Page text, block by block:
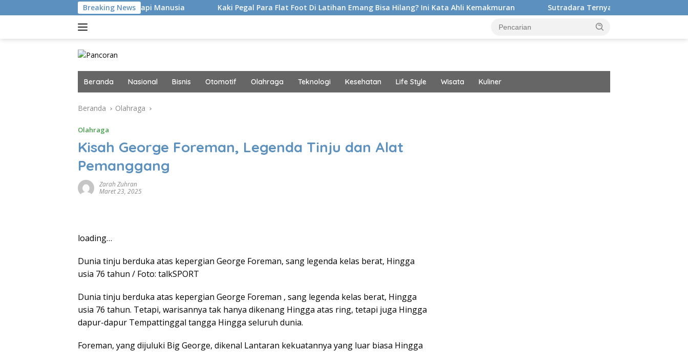
ke
Breaking News
Hacker Canggih, tapi Manusia Kaki Pegal Para Flat Foot Di Latihan Emang Bisa Hilang? Ini Kata Ahli Kemakmuran Sutradara Ternyata Ini Cinta Beberkan Pengalaman
Beranda Nasional Bisnis Otomotif Olahraga Teknologi Kesehatan Life Style Wisata Kuliner
Beranda Olahraga
Olahraga
Kisah George Foreman, Legenda Tinju dan Alat
Pemanggang
Zarah Zuhran
Maret 23, 2025
loading…
Dunia tinju berduka atas kepergian George Foreman, sang legenda kelas berat, Hingga
usia 76 tahun / Foto: talkSPORT
Dunia tinju berduka atas kepergian George Foreman , sang legenda kelas berat, Hingga
usia 76 tahun. Tetapi, warisannya tak hanya dikenang Hingga atas ring, tetapi juga Hingga
dapur-dapur Tempattinggal tangga Hingga seluruh dunia.
Foreman, yang dijuluki Big George, dikenal Lantaran kekuatannya yang luar biasa Hingga